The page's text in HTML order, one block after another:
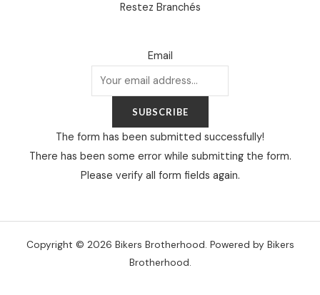
Restez Branchés
Email
SUBSCRIBE
The form has been submitted successfully!
There has been some error while submitting the form.
Please verify all form fields again.
Copyright © 2026 Bikers Brotherhood. Powered by Bikers
Brotherhood.